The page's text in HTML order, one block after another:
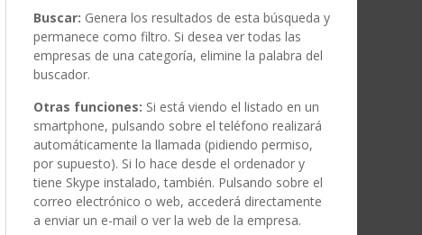
Buscar: Genera los resultados de esta búsqueda y
permanece como filtro. Si desea ver todas las
empresas de una categoría, elimine la palabra del
buscador.
Otras funciones: Si está viendo el listado en un
smartphone, pulsando sobre el teléfono realizará
automáticamente la llamada (pidiendo permiso,
por supuesto). Si lo hace desde el ordenador y
tiene Skype instalado, también. Pulsando sobre el
correo electrónico o web, accederá directamente
a enviar un e-mail o ver la web de la empresa.